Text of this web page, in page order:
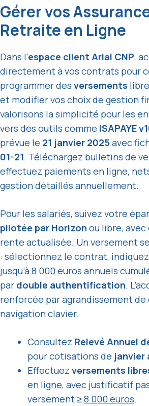
Gérer vos
Retraite en Ligne
Dans l’espace client Arial CNP,
directement à vos contrats pour
programmer des versements
et modifier vos choix de gestion
valorisons la simplicité pour les
vers des outils comme ISAPAYE
prévue le 21 janvier 2025avec
01-21. Téléchargez bulletins de
effectuez paiements en ligne,
gestion détaillés annuellement.
Pour les salariés, suivez votre
pilotée par Horizon ou libre,
rente actualisée. Un versement
: sélectionnez le contrat,
jusqu’à8 000 euros annuels
par double authentification.
renforcée par agrandissement
navigation clavier.
Consultez Relevé Annuel
pour cotisations de janvier
Effectuez versements
en ligne, avec justificatif
versement ≥8 000 euros.